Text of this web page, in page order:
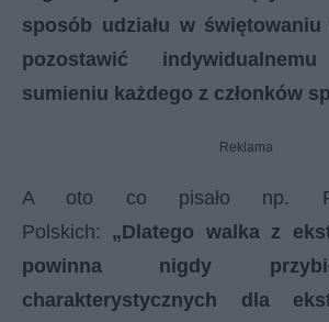
sposób udziału w świętowaniu
pozostawić
sumieniu każdego z członków
Reklama
A oto co pisało np.
Polskich: „Dlatego walka z
powinna nigdy
charakterystycznych dla